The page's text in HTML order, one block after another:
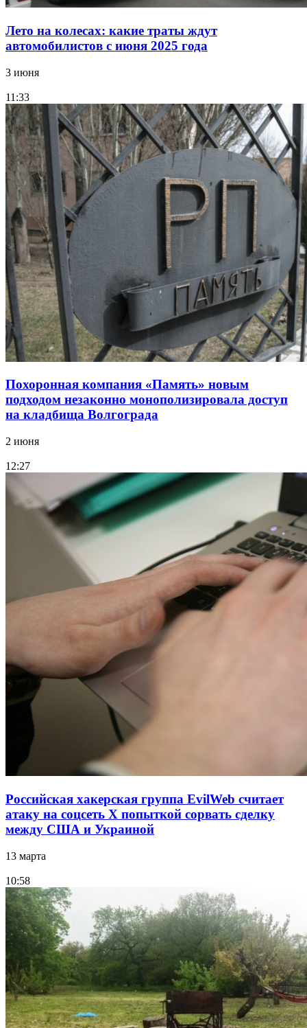
Лето на колесах: какие траты ждут
автомобилистов с июня 2025 года
3 июня
11:33
Похоронная компания «Память» новым
подходом незаконно монополизировала доступ
на кладбища Волгограда
2 июня
12:27
Российская хакерская группа EvilWeb считает
атаку на соцсеть Х попыткой сорвать сделку
между США и Украиной
13 марта
10:58